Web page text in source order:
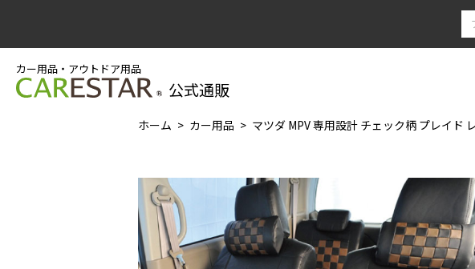
カー用品・アウトドア用品
公式通販
ホーム カー用品 マツダ MPV 専用設計 チェック柄 プレイ